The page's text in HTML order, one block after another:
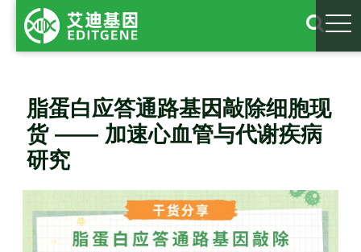
脂蛋白应答通路基因敲除细胞现
货 —— 加速心血管与代谢疾病
研究